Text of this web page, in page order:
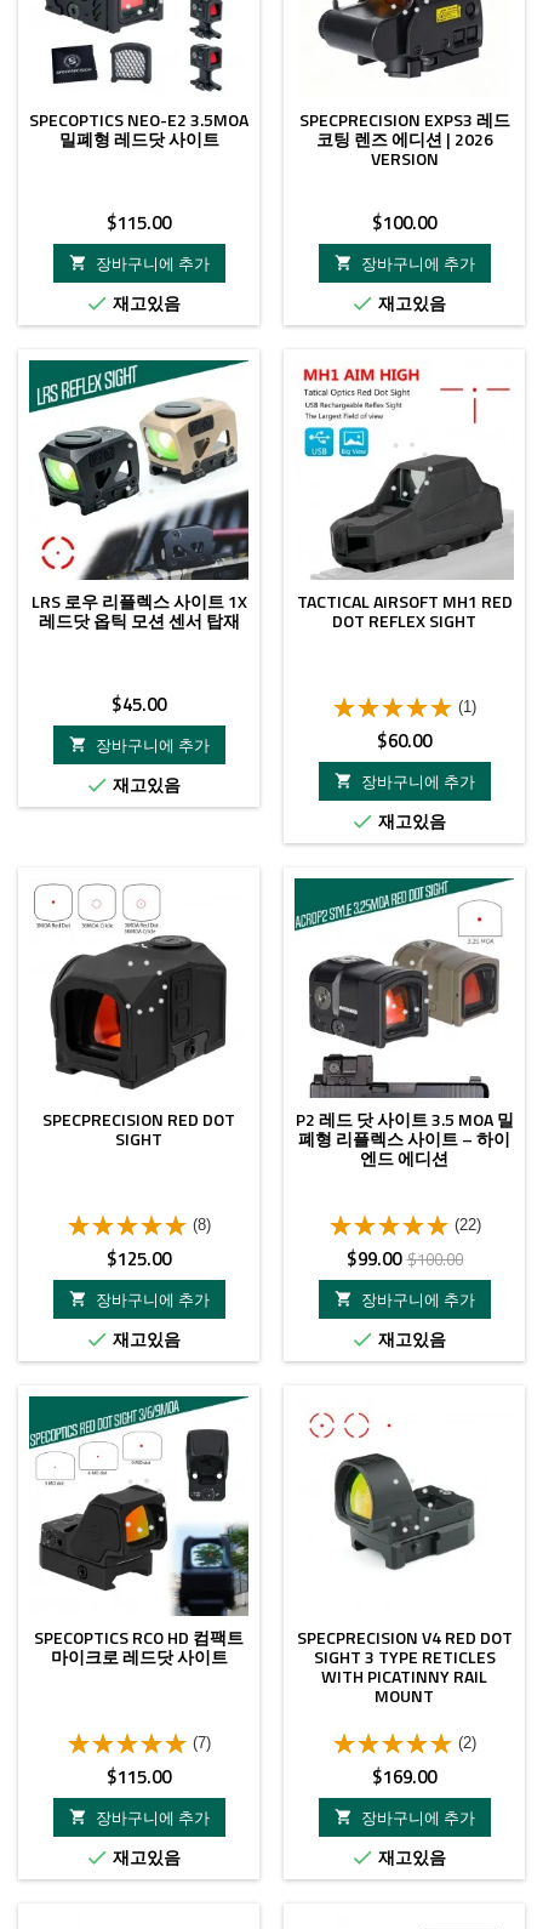
SPECOPTICS NEO-E2 3.5MOA
밀폐형 레드닷 사이트
가
격
$115.00

장바구니에 추가
 재고있음
SPECPRECISION EXPS3 레드
코팅 렌즈 에디션 | 2026
VERSION
가
격
$100.00

장바구니에 추가
 재고있음
신규
LRS 로우 리플렉스 사이트 1X
레드닷 옵틱 모션 센서 탑재
가
격
$45.00

장바구니에 추가
 재고있음
TACTICAL AIRSOFT MH1 RED
DOT REFLEX SIGHT
(1)
가
격
$60.00

장바구니에 추가
 재고있음
SPECPRECISION RED DOT
SIGHT
(8)
가
격
$125.00

장바구니에 추가
 재고있음
- $1.00
P2 레드 닷 사이트 3.5 MOA 밀
폐형 리플렉스 사이트 – 하이
엔드 에디션
(22)
가
격
$99.00정
상
가
격
$100.00

장바구니에 추가
 재고있음
SPECOPTICS RCO HD 컴팩트
마이크로 레드닷 사이트
(7)
가
격
$115.00

장바구니에 추가
 재고있음
SPECPRECISION V4 RED DOT
SIGHT 3 TYPE RETICLES
WITH PICATINNY RAIL
MOUNT
(2)
가
격
$169.00

장바구니에 추가
 재고있음